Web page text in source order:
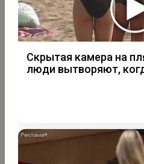
Скрытая камера на
люди вытворяют,